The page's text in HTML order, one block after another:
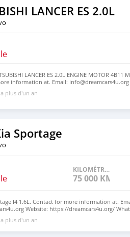
LANCER ES 2.0L
LANCER ES 2.0L ENGINE MOTOR 4B11
information at. Email: info@dreamcars4u.org
WhatsApp: +1(435)-276-7292.
plus d'un an
Sportage
KILOMÉTRAGE
75 000 KM
I4 1.6L. Contact for more information at.
Website: https://dreamcars4u.org/
plus d'un an